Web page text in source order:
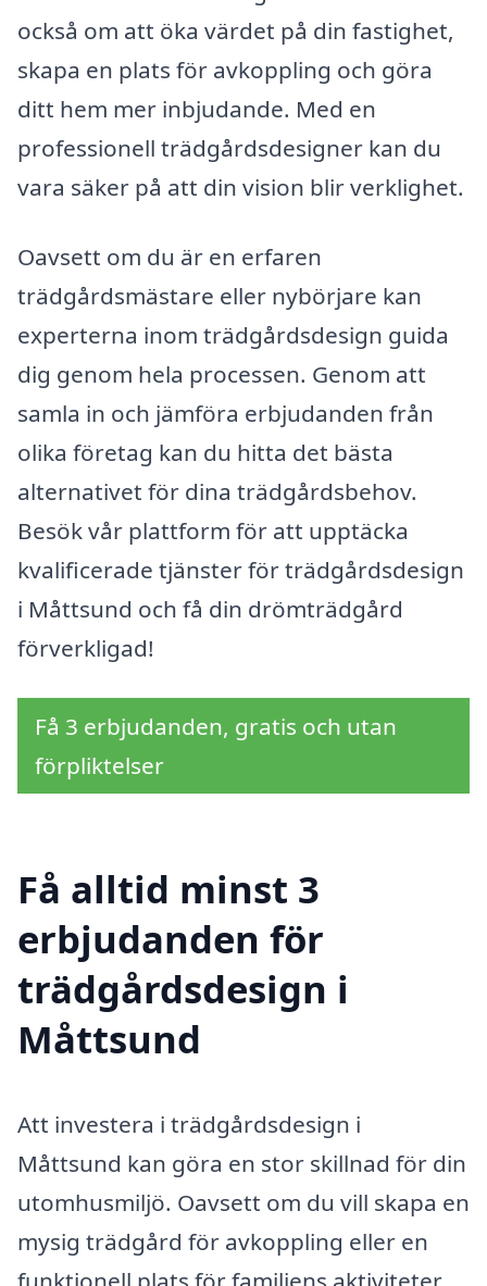
också om att öka värdet på din fastighet,
skapa en plats för avkoppling och göra
ditt hem mer inbjudande. Med en
professionell trädgårdsdesigner kan du
vara säker på att din vision blir verklighet.
Oavsett om du är en erfaren
trädgårdsmästare eller nybörjare kan
experterna inom trädgårdsdesign guida
dig genom hela processen. Genom att
samla in och jämföra erbjudanden från
olika företag kan du hitta det bästa
alternativet för dina trädgårdsbehov.
Besök vår plattform för att upptäcka
kvalificerade tjänster för trädgårdsdesign
i Måttsund och få din drömträdgård
förverkligad!
Få 3 erbjudanden, gratis och utan
förpliktelser
Få alltid minst 3
erbjudanden för
trädgårdsdesign i
Måttsund
Att investera i trädgårdsdesign i
Måttsund kan göra en stor skillnad för din
utomhusmiljö. Oavsett om du vill skapa en
mysig trädgård för avkoppling eller en